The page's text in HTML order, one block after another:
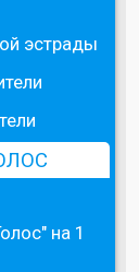
эстрады
на 1